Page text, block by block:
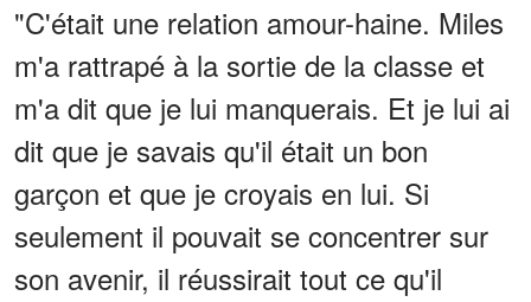
"C'était une relation amour-haine. Miles
m'a rattrapé à la sortie de la classe et
m'a dit que je lui manquerais. Et je lui ai
dit que je savais qu'il était un bon
garçon et que je croyais en lui. Si
seulement il pouvait se concentrer sur
son avenir, il réussirait tout ce qu'il